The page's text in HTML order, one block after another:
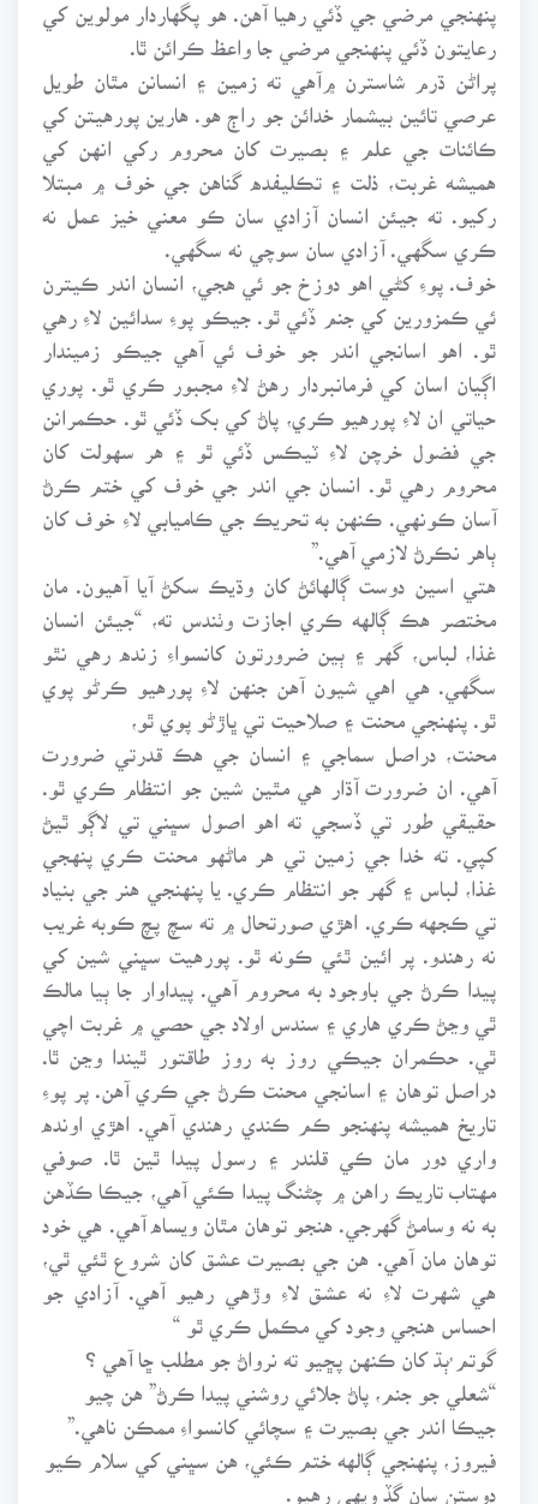
پنهنجي مرضي جي ڏئي رهيا آهن. هو پگهاردار مولوين کي
رعايتون ڏئي پنهنجي مرضي جا واعظ ڪرائن ٿا.
پراڻن ڌرم شاسترن ۾آهي ته زمين ۽ انسانن مٿان طويل
عرصي تائين بيشمار خدائن جو راڄ هو. هارين پورهيتن کي
ڪائنات جي علم ۽ بصيرت کان محروم رکي انهن کي
هميشه غربت، ذلت ۽ تڪليفده گناهن جي خوف ۾ مبتلا
رکيو. ته جيئن انسان آزادي سان ڪو معني خيز عمل نه
ڪري سگهي. آزادي سان سوچي نه سگهي.
خوف. پوءِ کڻي اهو دوزخ جو ئي هجي، انسان اندر ڪيترن
ئي ڪمزورين کي جنم ڏئي ٿو. جيڪو پوءِ سدائين لاءِ رهي
ٿو. اهو اسانجي اندر جو خوف ئي آهي جيڪو زميندار
اڳيان اسان کي فرمانبردار رهڻ لاءِ مجبور ڪري ٿو. پوري
حياتي ان لاءِ پورهيو ڪري، پاڻ کي بک ڏئي ٿو. حڪمرانن
جي فضول خرچن لاءِ ٽيڪس ڏئي ٿو ۽ هر سهولت کان
محروم رهي ٿو. انسان جي اندر جي خوف کي ختم ڪرڻ
آسان ڪونهي. ڪنهن به تحريڪ جي ڪاميابي لاءِ خوف کان
ٻاهر نڪرڻ لازمي آهي.”
هتي اسين دوست ڳالهائڻ کان وڌيڪ سکڻ آيا آهيون. مان
مختصر هڪ ڳالهه ڪري اجازت وٺندس ته، “جيئن انسان
غذا، لباس، گهر ۽ ٻين ضرورتون کانسواءِ زنده رهي نٿو
سگهي. هي اهي شيون آهن جنهن لاءِ پورهيو ڪرڻو پوي
ٿو. پنهنجي محنت ۽ صلاحيت تي ڀاڙڻو پوي ٿو،
محنت، دراصل سماجي ۽ انسان جي هڪ قدرتي ضرورت
آهي. ان ضرورت آڌار هي مٿين شين جو انتظام ڪري ٿو.
حقيقي طور تي ڏسجي ته اهو اصول سڀني تي لاڳو ٿيڻ
کپي. ته خدا جي زمين تي هر ماڻهو محنت ڪري پنهجي
غذا، لباس ۽ گهر جو انتظام ڪري. يا پنهنجي هنر جي بنياد
تي ڪجهه ڪري. اهڙي صورتحال ۾ ته سچ پچ ڪوبه غريب
نه رهندو. پر ائين ٿئي ڪونه ٿو. پورهيت سڀني شين کي
پيدا ڪرڻ جي باوجود به محروم آهي. پيداوار جا ٻيا مالڪ
ٿي وڃڻ ڪري هاري ۽ سندس اولاد جي حصي ۾ غربت اچي
ٿي. حڪمران جيڪي روز به روز طاقتور ٿيندا وڃن ٿا.
دراصل توهان ۽ اسانجي محنت ڪرڻ جي ڪري آهن. پر پوءِ
تاريخ هميشه پنهنجو ڪم ڪندي رهندي آهي. اهڙي اونده
واري دور مان ڪي قلندر ۽ رسول پيدا ٿين ٿا. صوفي
مهتاب تاريڪ راهن ۾ چڻنگ پيدا ڪئي آهي، جيڪا ڪڏهن
به نه وسامڻ گهرجي. هنجو توهان مٿان ويساه آهي. هي خود
توهان مان آهي. هن جي بصيرت عشق کان شروع ٿئي ٿي،
هي شهرت لاءِ نه عشق لاءِ وڙهي رهيو آهي. آزادي جو
احساس هنجي وجود کي مڪمل ڪري ٿو “
گوتم ُٻڌ کان ڪنهن پڇيو ته نرواڻ جو مطلب ڇا آهي ؟
“شعلي جو جنم، پاڻ جلائي روشني پيدا ڪرڻ” هن چيو
جيڪا اندر جي بصيرت ۽ سچائي کانسواءِ ممڪن ناهي.”
فيروز، پنهنجي ڳالهه ختم ڪئي، هن سڀني کي سلام ڪيو
دوستن سان گڏ ويهي رهيو.